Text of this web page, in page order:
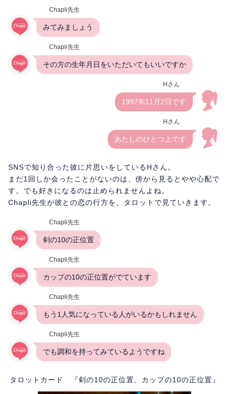
Chapli先生
みてみましょう
Chapli先生
その方の生年月日をいただいてもいいですか
Hさん
1997年11月2日です
Hさん
あたしのひとつ上です
SNSで知り合った彼に片思いをしているHさん。
まだ1回しか会ったことがないのは、傍から見るとやや心配で
す。でも好きになるのは止められませんよね。
Chapli先生が彼との恋の行方を、タロットで見ていきます。
Chapli先生
剣の10の正位置
Chapli先生
カップの10の正位置がでています
Chapli先生
もう1人気になっている人がいるかもしれません
Chapli先生
でも調和を持ってみているようですね
タロットカード 『剣の10の正位置、カップの10の正位置』